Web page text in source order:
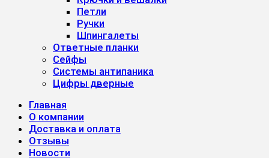
Петли
Ручки
Шпингалеты
Ответные планки
Сейфы
Системы антипаника
Цифры дверные
Главная
О компании
Доставка и оплата
Отзывы
Новости